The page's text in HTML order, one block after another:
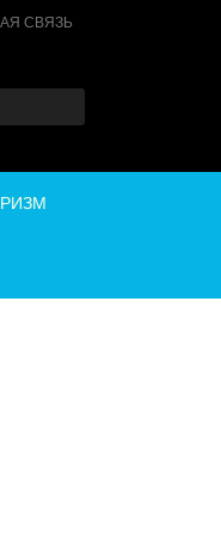
СВЯЗЬ